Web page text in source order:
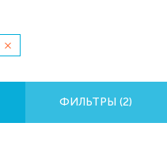
ФИЛЬТРЫ (2)